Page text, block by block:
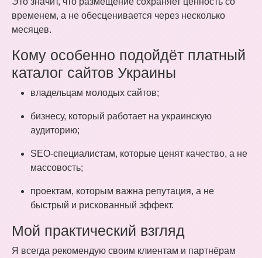
временем, а не обесценивается через несколько
месяцев.
Кому особенно подойдёт платный
каталог сайтов Украины
владельцам молодых сайтов;
бизнесу, который работает на украинскую
аудиторию;
SEO-специалистам, которые ценят качество, а не
массовость;
проектам, которым важна репутация, а не
быстрый и рискованный эффект.
Мой практический взгляд
Я всегда рекомендую своим клиентам и партнёрам